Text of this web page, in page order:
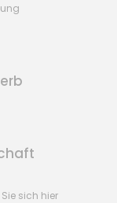
sich hier